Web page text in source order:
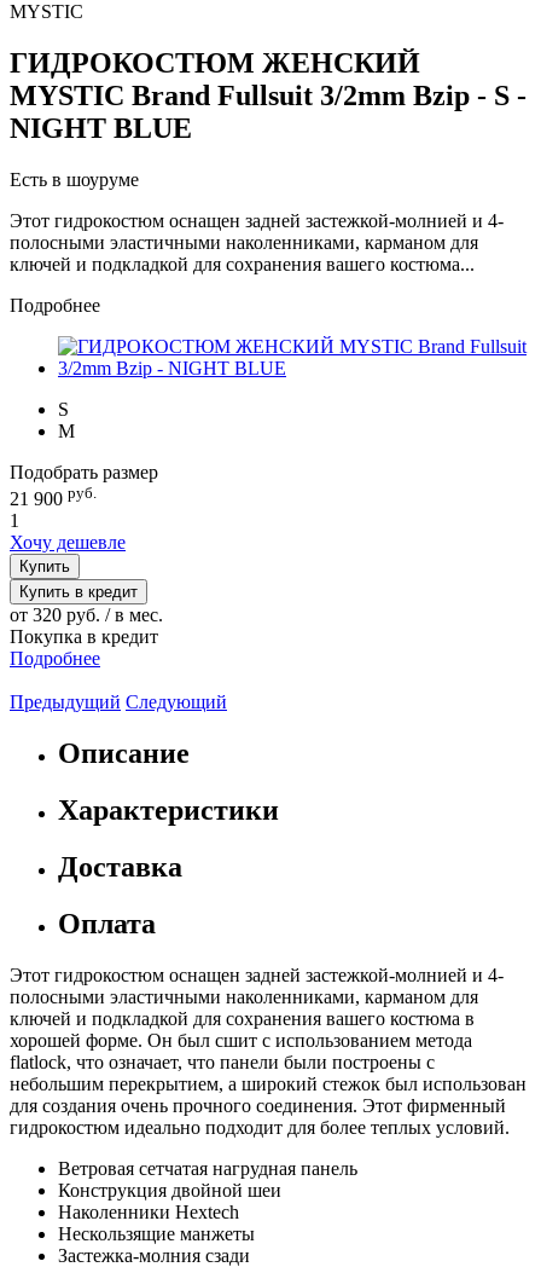
MYSTIC
ГИДРОКОСТЮМ ЖЕНСКИЙ
MYSTIC Brand Fullsuit 3/2mm Bzip - S -
NIGHT BLUE
Есть в шоуруме
Этот гидрокостюм оснащен задней застежкой-молнией и 4-
полосными эластичными наколенниками, карманом для
ключей и подкладкой для сохранения вашего костюма...
Подробнее
S
M
Подобрать размер
21 900 руб.
1
Хочу дешевле
Купить
Купить в кредит
от 320 руб. / в мес.
Покупка в кредит
Подробнее
Предыдущий Следующий
Описание
Характеристики
Доставка
Оплата
Этот гидрокостюм оснащен задней застежкой-молнией и 4-
полосными эластичными наколенниками, карманом для
ключей и подкладкой для сохранения вашего костюма в
хорошей форме. Он был сшит с использованием метода
flatlock, что означает, что панели были построены с
небольшим перекрытием, а широкий стежок был использован
для создания очень прочного соединения. Этот фирменный
гидрокостюм идеально подходит для более теплых условий.
Ветровая сетчатая нагрудная панель
Конструкция двойной шеи
Наколенники Hextech
Нескользящие манжеты
Застежка-молния сзади